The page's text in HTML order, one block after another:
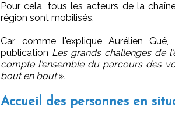
Pour cela, tous les acteurs de la
région sont mobilisés.
Car, comme l'explique Aurélien
publication Les grands challenges de
compte l'ensemble du parcours des
bout en bout».
Accueil des personnes en